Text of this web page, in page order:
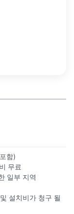
함)
무료
일부 지역
설치비가 청구 될